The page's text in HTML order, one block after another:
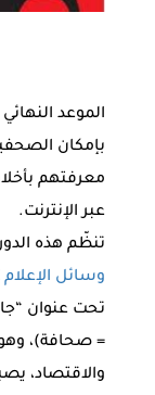
الموعد النهائي
بإمكان
معرفتهم
عبر الإنترنت.
تنظّم هذه
وسائل الإعلامCIME، وتستمر على مدى خمسة أيام.
= صحافة)،
والاقتصاد،